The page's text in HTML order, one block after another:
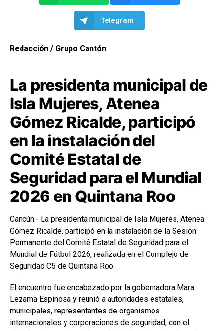
Telegram
Redacción / Grupo Cantón
La presidenta municipal de
Isla Mujeres, Atenea
Gómez Ricalde, participó
en la instalación del
Comité Estatal de
Seguridad para el Mundial
2026 en Quintana Roo
Cancún.- La presidenta municipal de Isla Mujeres, Atenea
Gómez Ricalde, participó en la instalación de la Sesión
Permanente del Comité Estatal de Seguridad para el
Mundial de Fútbol 2026, realizada en el Complejo de
Seguridad C5 de Quintana Roo.
El encuentro fue encabezado por la gobernadora Mara
Lezama Espinosa y reunió a autoridades estatales,
municipales, representantes de organismos
internacionales y corporaciones de seguridad, con el